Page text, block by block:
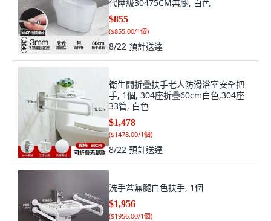
代陞級30475CM無腿, 白色
$855
($855.00/1個)
8/22 預計送達
衛生間折疊扶手老人防滑浴室安全把
手, 1個, 304座折疊60cm白色,304座
33管, 白色
$1,478
($1478.00/1個)
8/22 預計送達
洗手盆無腿白色扶手, 1個
$1,956
($1956.00/1個)